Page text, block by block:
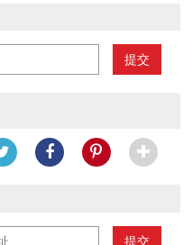
提交
提交